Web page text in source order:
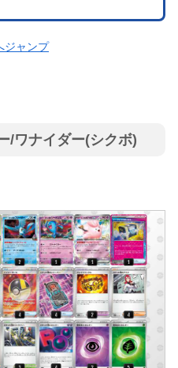
ジャンプ
/ワナイダー(シクボ)